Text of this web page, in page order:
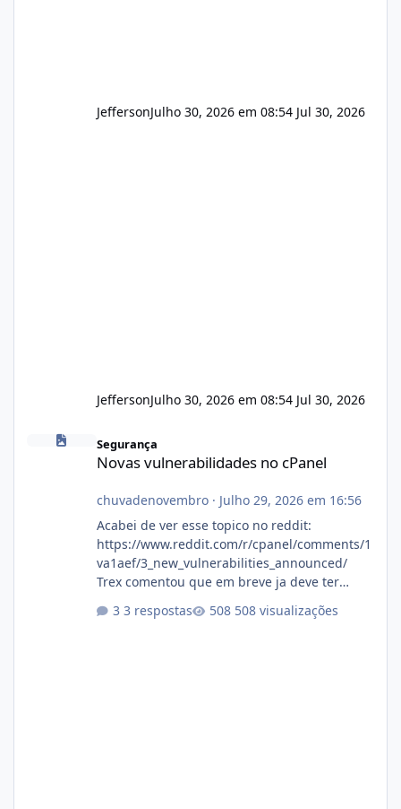
JeffersonJulho 30, 2026 em 08:54 Jul 30, 2026
JeffersonJulho 30, 2026 em 08:54 Jul 30, 2026
Novas vulnerabilidades no cPanel
Segurança
Novas vulnerabilidades no cPanel
chuvadenovembro· Julho 29, 2026 em 16:56
Acabei de ver esse topico no reddit:
https://www.reddit.com/r/cpanel/comments/1
va1aef/3_new_vulnerabilities_announced/
Trex comentou que em breve ja deve ter
3 respostas 508 visualizações